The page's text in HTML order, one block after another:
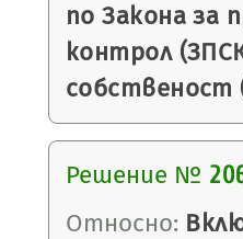
по Закона за
контрол
собственост
Решение №
Относно: